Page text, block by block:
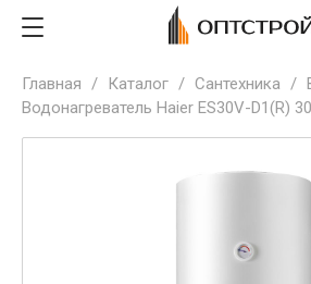
Главная / Каталог / Сантехника /
Водонагреватель Haier ES30V-D1(R)